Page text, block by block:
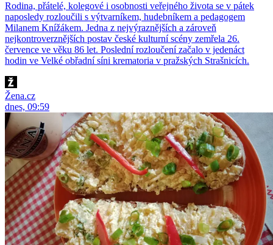
Rodina, přátelé, kolegové i osobnosti veřejného života se v pátek
naposledy rozloučili s výtvarníkem, hudebníkem a pedagogem
Milanem Knížákem. Jedna z nejvýraznějších a zároveň
nejkontroverznějších postav české kulturní scény zemřela 26.
července ve věku 86 let. Poslední rozloučení začalo v jedenáct
hodin ve Velké obřadní síni krematoria v pražských Strašnicích.
Žena.cz
dnes, 09:59